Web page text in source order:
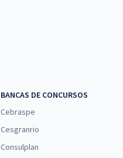
BANCAS DE CONCURSOS
Cebraspe
Cesgranrio
Consulplan